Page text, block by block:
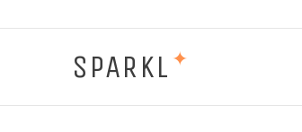
SPARKL ✦